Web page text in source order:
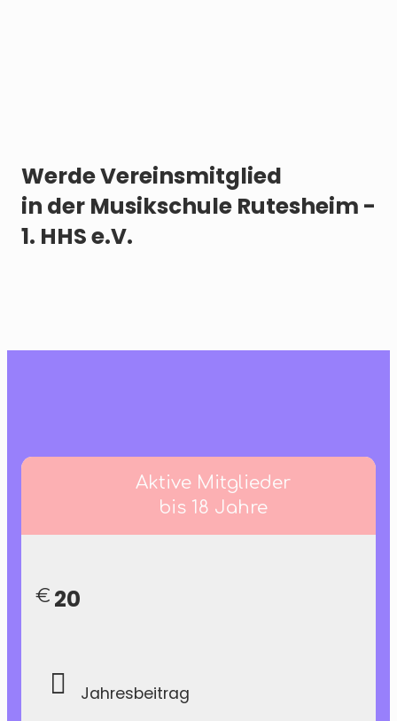
Werde Vereinsmitglied
in der Musikschule Rutesheim -
1. HHS e.V.
Aktive Mitglieder
bis 18 Jahre
€ 20
Jahresbeitrag